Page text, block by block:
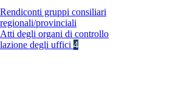
Rendiconti gruppi consiliari
regionali/provinciali
Atti degli organi di controllo
degli uffici 4